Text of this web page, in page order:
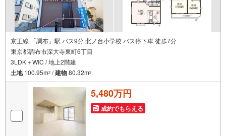
京王線 「調布」駅 バス9分 北ノ台小学校 バス停下車 徒歩7分
東京都調布市深大寺東町6丁目
3LDK＋WIC / 地上2階建
土地100.95m2 /建物80.32m2
5,480万円
成約でもらえる